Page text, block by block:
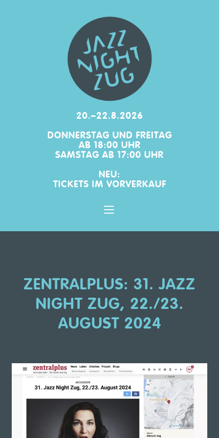
20.–22.8.2026
DONNERSTAG UND FREITAG
AB 18:00 UHR
SAMSTAG AB 17:00 UHR
NEU:
TICKETS IM VORVERKAUF
ZENTRALPLUS: 31. JAZZ
NIGHT ZUG, 22./23.
AUGUST 2024